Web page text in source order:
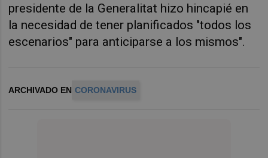
presidente de la Generalitat hizo hincapié en
la necesidad de tener planificados "todos los
escenarios" para anticiparse a los mismos".
ARCHIVADO EN CORONAVIRUS